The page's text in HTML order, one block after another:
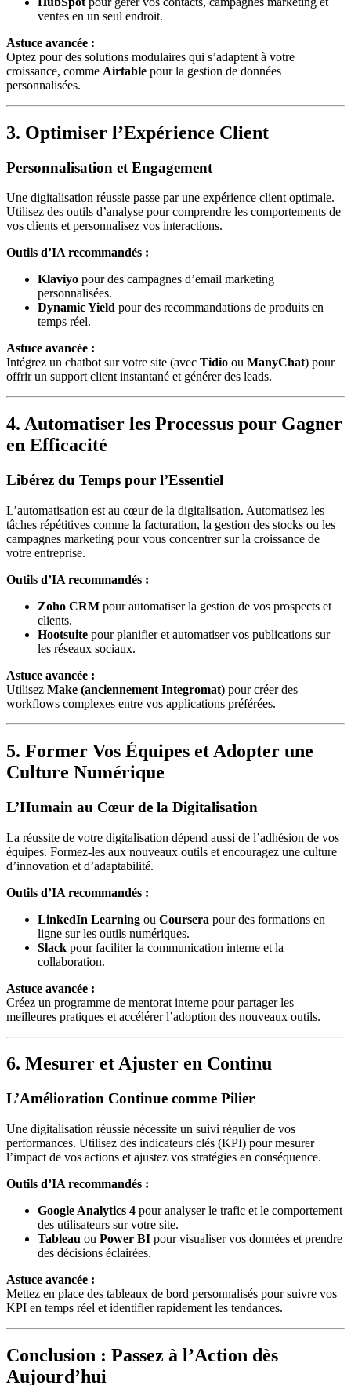
ventes en un seul endroit.
Astuce avancée :
Optez pour des solutions modulaires qui s’adaptent à votre
croissance, comme Airtable pour la gestion de données
personnalisées.
3. Optimiser l’Expérience Client
Personnalisation et Engagement
Une digitalisation réussie passe par une expérience client optimale.
Utilisez des outils d’analyse pour comprendre les comportements de
vos clients et personnalisez vos interactions.
Outils d’IA recommandés :
Klaviyo pour des campagnes d’email marketing
personnalisées.
Dynamic Yield pour des recommandations de produits en
temps réel.
Astuce avancée :
Intégrez un chatbot sur votre site (avec Tidio ou ManyChat) pour
offrir un support client instantané et générer des leads.
4. Automatiser les Processus pour Gagner
en Efficacité
Libérez du Temps pour l’Essentiel
L’automatisation est au cœur de la digitalisation. Automatisez les
tâches répétitives comme la facturation, la gestion des stocks ou les
campagnes marketing pour vous concentrer sur la croissance de
votre entreprise.
Outils d’IA recommandés :
Zoho CRM pour automatiser la gestion de vos prospects et
clients.
Hootsuite pour planifier et automatiser vos publications sur
les réseaux sociaux.
Astuce avancée :
Utilisez Make (anciennement Integromat) pour créer des
workflows complexes entre vos applications préférées.
5. Former Vos Équipes et Adopter une
Culture Numérique
L’Humain au Cœur de la Digitalisation
La réussite de votre digitalisation dépend aussi de l’adhésion de vos
équipes. Formez-les aux nouveaux outils et encouragez une culture
d’innovation et d’adaptabilité.
Outils d’IA recommandés :
LinkedIn Learning ou Coursera pour des formations en
ligne sur les outils numériques.
Slack pour faciliter la communication interne et la
collaboration.
Astuce avancée :
Créez un programme de mentorat interne pour partager les
meilleures pratiques et accélérer l’adoption des nouveaux outils.
6. Mesurer et Ajuster en Continu
L’Amélioration Continue comme Pilier
Une digitalisation réussie nécessite un suivi régulier de vos
performances. Utilisez des indicateurs clés (KPI) pour mesurer
l’impact de vos actions et ajustez vos stratégies en conséquence.
Outils d’IA recommandés :
Google Analytics 4 pour analyser le trafic et le comportement
des utilisateurs sur votre site.
Tableau ou Power BI pour visualiser vos données et prendre
des décisions éclairées.
Astuce avancée :
Mettez en place des tableaux de bord personnalisés pour suivre vos
KPI en temps réel et identifier rapidement les tendances.
Conclusion : Passez à l’Action dès
Aujourd’hui